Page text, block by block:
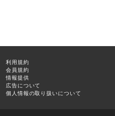
利用規約
会員規約
情報提供
広告について
個人情報の取り扱いについて